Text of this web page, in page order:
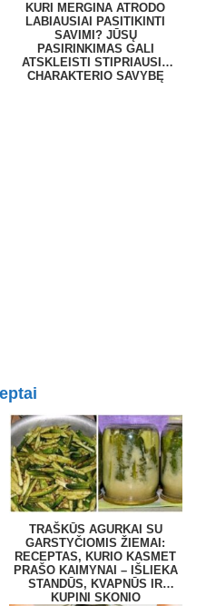
KURI MERGINA ATRODO
LABIAUSIAI PASITIKINTI
SAVIMI? JŪSŲ
PASIRINKIMAS GALI
ATSKLEISTI STIPRIAUSIĄ
CHARAKTERIO SAVYBĘ
TRAŠKŪS AGURKAI SU
GARSTYČIOMIS ŽIEMAI:
RECEPTAS, KURIO KASMET
PRAŠO KAIMYNAI – IŠLIEKA
STANDŪS, KVAPNŪS IR
KUPINI SKONIO